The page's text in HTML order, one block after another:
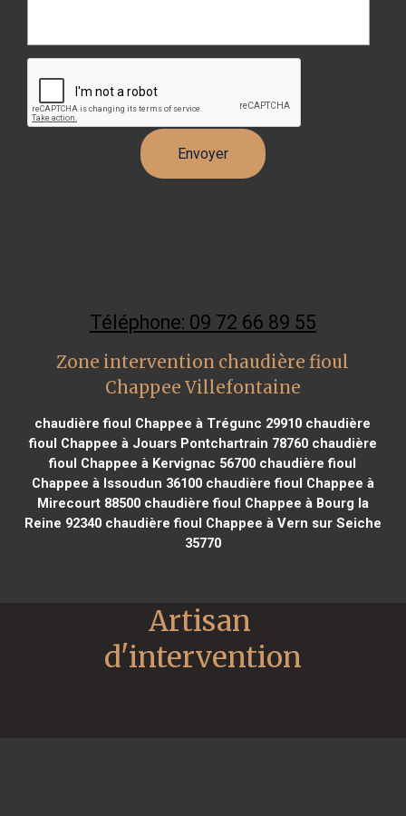
Téléphone: 09 72 66 89 55
Zone intervention chaudière fioul
Chappee Villefontaine
chaudière fioul Chappee à Trégunc 29910 chaudière
fioul Chappee à Jouars Pontchartrain 78760chaudière
fioul Chappee à Kervignac 56700 chaudière fioul
Chappee à Issoudun 36100chaudière fioul Chappee à
Mirecourt 88500chaudière fioul Chappee à Bourg la
Reine 92340chaudière fioul Chappee à Vern sur Seiche
35770
Artisan
d'intervention